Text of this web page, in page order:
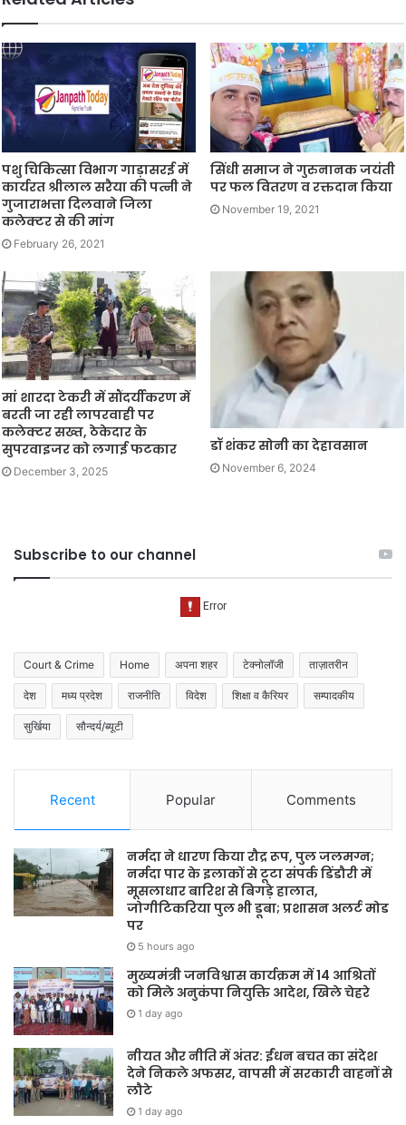
पशु चिकित्सा विभाग गाड़ासरई में
कार्यरत श्रीलाल सरैया की पत्नी ने
गुजाराभत्ता दिलवाने जिला
कलेक्टर से की मांग
February 26, 2021
सिंधी समाज ने गुरुनानक जयंती
पर फल वितरण व रक्तदान किया
November 19, 2021
मां शारदा टेकरी में सौंदर्यीकरण में
बरती जा रही लापरवाही पर
कलेक्टर सख्त, ठेकेदार के
सुपरवाइजर को लगाई फटकार
December 3, 2025
डॉ शंकर सोनी का देहावसान
November 6, 2024
Subscribe to our channel
Court & Crime Home अपना शहर टेक्नोलॉजी ताज़ातरीन
देश मध्य प्रदेश राजनीति विदेश शिक्षा व कैरियर सम्पादकीय
सुर्खिया सौन्दर्य/ब्यूटी
Recent Popular Comments
नर्मदा ने धारण किया रौद्र रूप, पुल जलमग्न;
नर्मदा पार के इलाकों से टूटा संपर्क डिंडौरी में
मूसलाधार बारिश से बिगड़े हालात,
जोगीटिकरिया पुल भी डूबा; प्रशासन अलर्ट मोड
पर
5 hours ago
मुख्यमंत्री जनविश्वास कार्यक्रम में 14 आश्रितों
को मिले अनुकंपा नियुक्ति आदेश, खिले चेहरे
1 day ago
नीयत और नीति में अंतर: ईंधन बचत का संदेश
देने निकले अफसर, वापसी में सरकारी वाहनों से
लौटे
1 day ago